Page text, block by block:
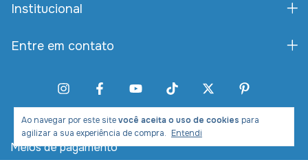
Ao navegar por este sitevocê aceita o uso de cookies para
agilizar a sua experiência de compra. Entendi
Institucional
Entre em contato
Meios de pagamento